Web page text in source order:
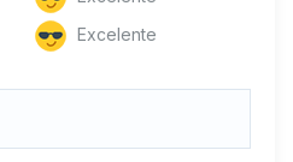
Excelente